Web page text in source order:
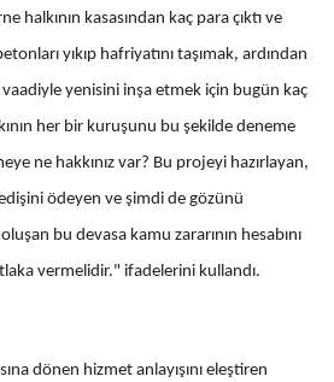
halkının kasasından kaç para çıktı ve
yıkıp hafriyatını taşımak, ardından
yenisini inşa etmek için bugün kaç
her bir kuruşunu bu şekilde deneme
ne hakkınız var? Bu projeyi hazırlayan,
ödeyen ve şimdi de gözünü
bu devasa kamu zararının hesabını
vermelidir." ifadelerini kullandı.
dönen hizmet anlayışını eleştiren